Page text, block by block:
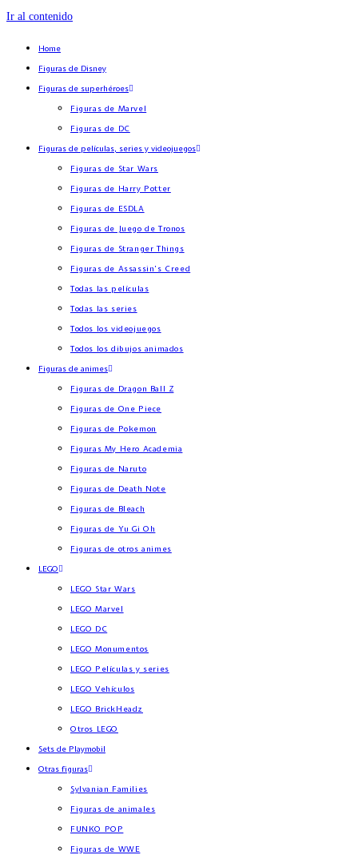
Ir al contenido
Home
Figuras de Disney
Figuras de superhéroes
Figuras de Marvel
Figuras de DC
Figuras de películas, series y videojuegos
Figuras de Star Wars
Figuras de Harry Potter
Figuras de ESDLA
Figuras de Juego de Tronos
Figuras de Stranger Things
Figuras de Assassin’s Creed
Todas las películas
Todas las series
Todos los videojuegos
Todos los dibujos animados
Figuras de animes
Figuras de Dragon Ball Z
Figuras de One Piece
Figuras de Pokemon
Figuras My Hero Academia
Figuras de Naruto
Figuras de Death Note
Figuras de Bleach
Figuras de Yu Gi Oh
Figuras de otros animes
LEGO
LEGO Star Wars
LEGO Marvel
LEGO DC
LEGO Monumentos
LEGO Películas y series
LEGO Vehículos
LEGO BrickHeadz
Otros LEGO
Sets de Playmobil
Otras figuras
Sylvanian Families
Figuras de animales
FUNKO POP
Figuras de WWE